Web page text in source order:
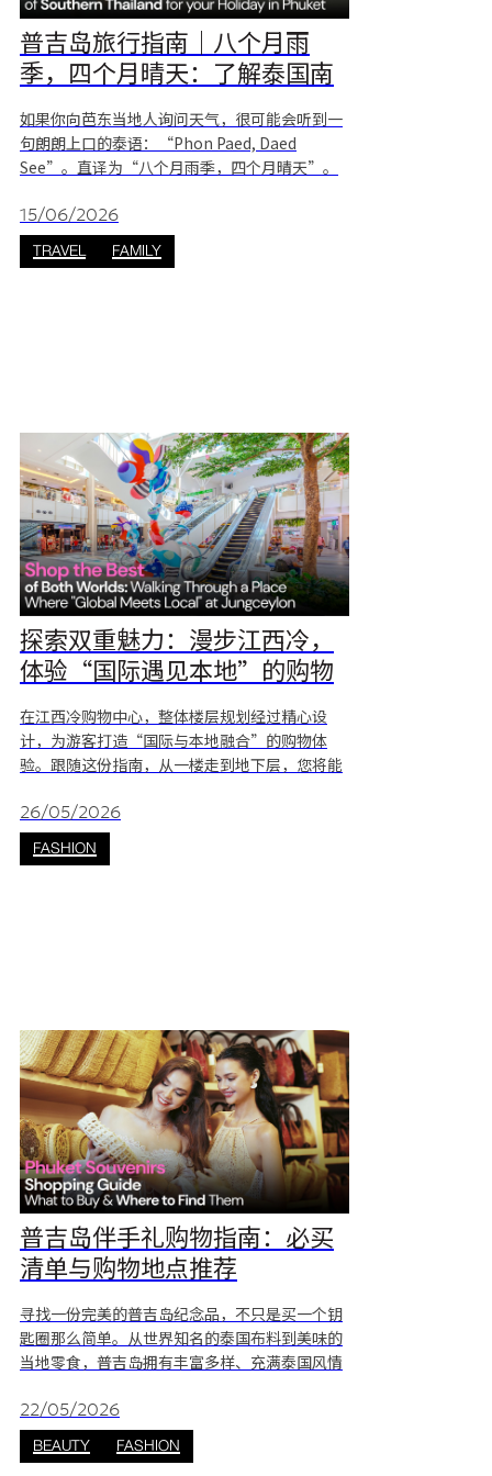
普吉岛旅行指南｜八个月雨
季，四个月晴天：了解泰国南
部气候
如果你向芭东当地人询问天气，很可能会听到一
句朗朗上口的泰语：“Phon Paed, Daed
See”。直译为“八个月雨季，四个月晴天”。
候特征的真实写照。 对于计划前往普吉岛旅行的
游客来说，了解这一“8:4气候规律”，是轻松出
游的关键。即使天气预报连续十天显示下雨图
15/06/2026
TRAVEL FAMILY
探索双重魅力：漫步江西冷，
体验“国际遇见本地”的购物
在江西冷购物中心，整体楼层规划经过精心设
计，为游客打造“国际与本地融合”的购物体
验。跟随这份指南，从一楼走到地下层，您将能
与泰国传统文化的完美结合。 G层：国际品牌购
物体验 江西冷的一楼（G层）横跨 The
Botanica 与 The Jungle 两大区域，是整个购物
26/05/2026
FASHION
普吉岛伴手礼购物指南：必买
清单与购物地点推荐
寻找一份完美的普吉岛纪念品，不只是买一个钥
匙圈那么简单。从世界知名的泰国布料到美味的
当地零食，普吉岛拥有丰富多样、充满泰国风情
以及最值得前往的购物地点。 买什么？普吉岛
伴手礼必买清单 选购伴手礼时，建议选择具有泰
国特色或安达曼地区风情的商品。普吉岛尤其以
22/05/2026
BEAUTY FASHION